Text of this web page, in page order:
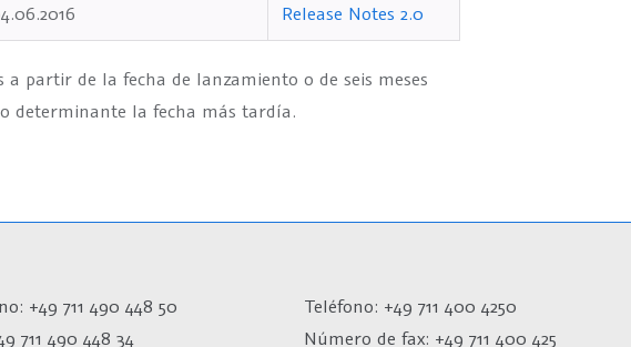
Release Notes 2.0
partir de la fecha de lanzamiento o de seis meses
determinante la fecha más tardía.
+49 711 490 448 50
711 490 448 34
Teléfono: +49 711 400 4250
Número de fax: +49 711 400 425